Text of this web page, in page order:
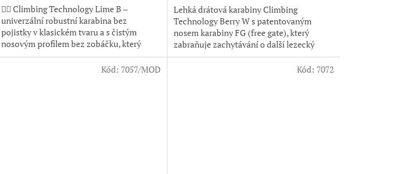
🧗‍♂️ Climbing Technology Lime B –
univerzální robustní karabina bez
pojistky v klasickém tvaru a s čistým
nosovým profilem bez zobáčku, který
zabraňuje zachytávání. Ideální...
Lehká drátová karabiny Climbing
Technology Berry W s patentovaným
nosem karabiny FG (free gate), který
zabraňuje zachytávání o další lezecký
materiál a nýty. FG (free...
Kód: 7057/MOD Kód: 7072